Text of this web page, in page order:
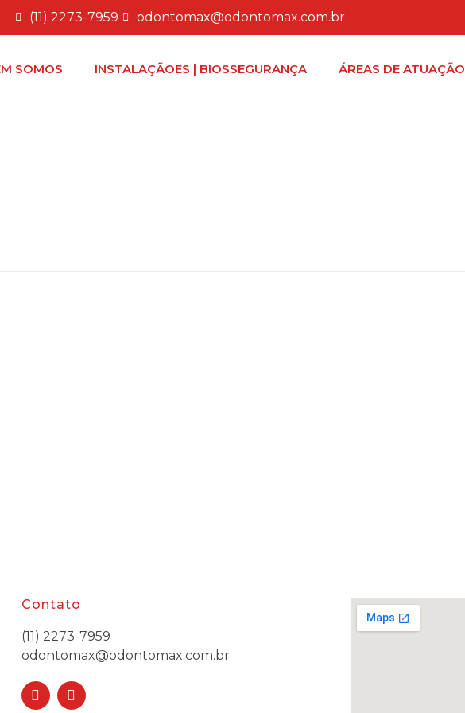
(11) 2273-7959 odontomax@odontomax.com.br
SOMOS INSTALAÇÃOES | BIOSSEGURANÇA ÁREAS DE ATUAÇÃO
Contato
(11) 2273-7959
odontomax@odontomax.com.br